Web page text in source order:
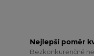
Nejlepší poměr
Bezkonkurenčně